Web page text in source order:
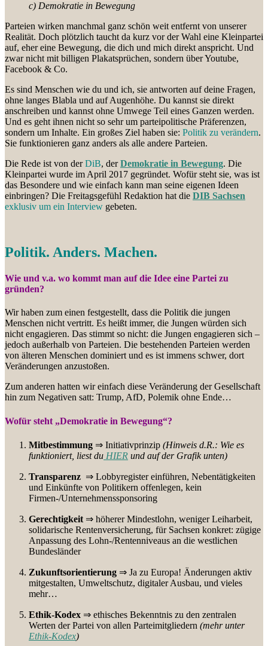
c) Demokratie in Bewegung
Parteien wirken manchmal ganz schön weit entfernt von unserer
Realität. Doch plötzlich taucht da kurz vor der Wahl eine Kleinpartei
auf, eher eine Bewegung, die dich und mich direkt anspricht. Und
zwar nicht mit billigen Plakatsprüchen, sondern über Youtube,
Facebook & Co.
Es sind Menschen wie du und ich, sie antworten auf deine Fragen,
ohne langes Blabla und auf Augenhöhe. Du kannst sie direkt
anschreiben und kannst ohne Umwege Teil eines Ganzen werden.
Und es geht ihnen nicht so sehr um parteipolitische Präferenzen,
sondern um Inhalte. Ein großes Ziel haben sie: Politik zu verändern.
Sie funktionieren ganz anders als alle andere Parteien.
Die Rede ist von derDiB, derDemokratie in Bewegung. Die
Kleinpartei wurde im April 2017 gegründet. Wofür steht sie, was ist
das Besondere und wie einfach kann man seine eigenen Ideen
einbringen? Die Freitagsgefühl Redaktion hat die DIB Sachsen
exklusiv um ein Interview gebeten.
Politik. Anders. Machen.
Wie und v.a. wo kommt man auf die Idee eine Partei zu
gründen?
Wir haben zum einen festgestellt, dass die Politik die jungen
Menschen nicht vertritt. Es heißt immer, die Jungen würden sich
nicht engagieren. Das stimmt so nicht: die Jungen engagieren sich –
jedoch außerhalb von Parteien. Die bestehenden Parteien werden
von älteren Menschen dominiert und es ist immens schwer, dort
Veränderungen anzustoßen.
Zum anderen hatten wir einfach diese Veränderung der Gesellschaft
hin zum Negativen satt: Trump, AfD, Polemik ohne Ende…
Wofür steht „Demokratie in Bewegung“?
Mitbestimmung ⇒ Initiativprinzip (Hinweis d.R.: Wie es
funktioniert, liest du HIER und auf der Grafik unten)
Transparenz ⇒ Lobbyregister einführen, Nebentätigkeiten
und Einkünfte von Politikern offenlegen, kein
Firmen-/Unternehmenssponsoring
Gerechtigkeit ⇒ höherer Mindestlohn, weniger Leiharbeit,
solidarische Rentenversicherung, für Sachsen konkret: zügige
Anpassung des Lohn-/Rentenniveaus an die westlichen
Bundesländer
Zukunftsorientierung ⇒ Ja zu Europa! Änderungen aktiv
mitgestalten, Umweltschutz, digitaler Ausbau, und vieles
mehr…
Ethik-Kodex ⇒ ethisches Bekenntnis zu den zentralen
Werten der Partei von allen Parteimitgliedern (mehr unter
Ethik-Kodex)